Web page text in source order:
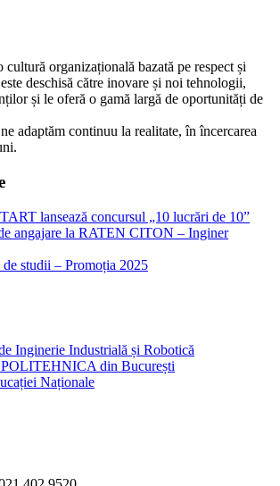
cultură organizațională bazată pe respect și
deschisă către inovare și noi tehnologii,
și le oferă o gamă largă de oportunități de
adaptăm continuu la realitate, în încercarea
lansează concursul „10 lucrări de 10”
angajare la RATEN CITON – Inginer
de studii – Promoția 2025
Inginerie Industrială și Robotică
POLITEHNICA din București
Naționale